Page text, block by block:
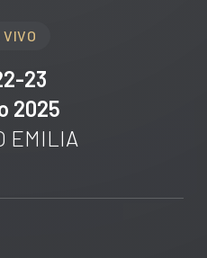
VIVO
23
2025
EMILIA